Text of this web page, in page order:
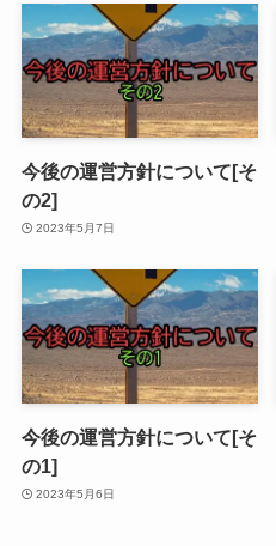
今後の運営方針について[そ
の2]
2023年5月7日
今後の運営方針について[そ
の1]
2023年5月6日